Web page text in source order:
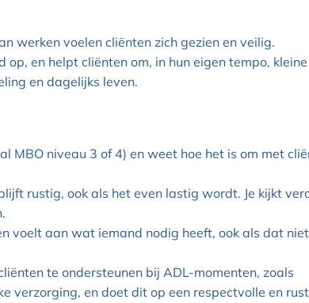
werken voelen cliënten zich gezien en veilig.
op, en helpt cliënten om, in hun eigen tempo, kleine
en dagelijks leven.
MBO niveau 3 of 4) en weet hoe het is om met
rustig, ook als het even lastig wordt. Je kijkt
voelt aan wat iemand nodig heeft, ook als dat niet
te ondersteunen bij ADL-momenten, zoals
verzorging, en doet dit op een respectvolle en